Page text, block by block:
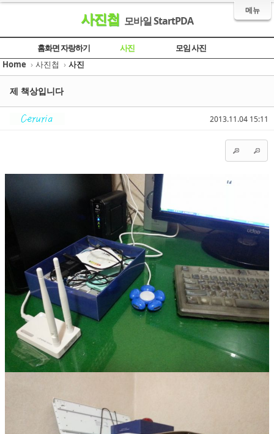
메뉴
사진첩 모바일 StartPDA
홈화면 자랑하기 사진
모임 사진
Home › 사진첩 › 사진
2013.11.04 15:11
제 책상입니다
Sketchbook5, 스케치북5
Sketchbook5, 스케치북5
Sketchbook5, 스케치북5
Sketchbook5, 스케치북5